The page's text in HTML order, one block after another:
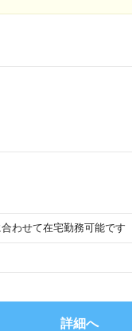
わせて在宅勤務可能です
詳細へ